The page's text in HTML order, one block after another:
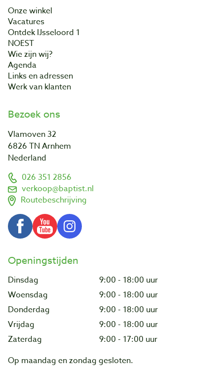
Onze winkel
Vacatures
Ontdek IJsseloord 1
NOEST
Wie zijn wij?
Agenda
Links en adressen
Werk van klanten
Bezoek ons
Vlamoven 32
6826 TN Arnhem
Nederland
026 351 2856
verkoop@baptist.nl
Routebeschrijving
Openingstijden
Dinsdag
9:00 - 18:00 uur
Woensdag
9:00 - 18:00 uur
Donderdag
9:00 - 18:00 uur
Vrijdag
9:00 - 18:00 uur
Zaterdag
9:00 - 17:00 uur
Op maandag en zondag gesloten.